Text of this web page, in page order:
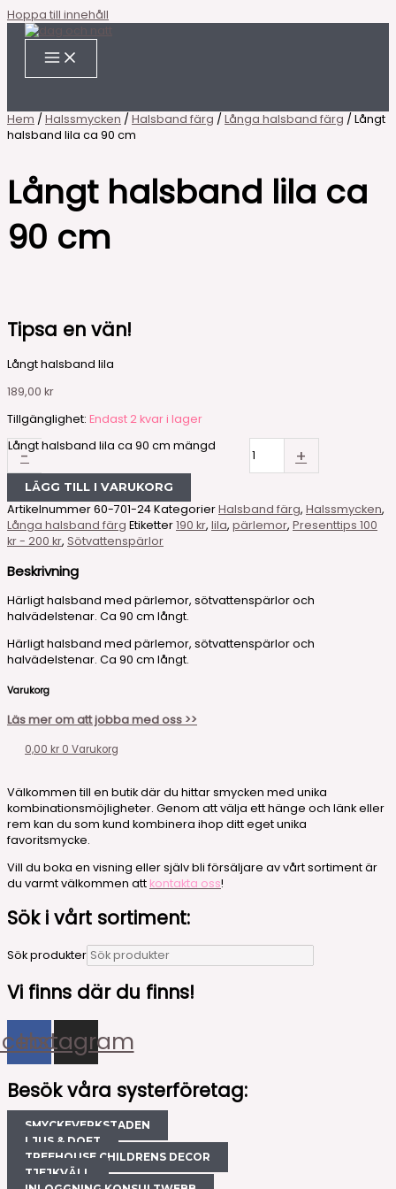
Hoppa till innehåll
Hem / Halssmycken / Halsband färg / Långa halsband färg / Långt
halsband lila ca 90 cm
Långt halsband lila ca
90 cm
Tipsa en vän!
Långt halsband lila
189,00 kr
Tillgänglighet: Endast 2 kvar i lager
-
Långt halsband lila ca 90 cm mängd +
LÄGG TILL I VARUKORG
Artikelnummer60-701-24KategorierHalsband färg, Halssmycken,
Långa halsband färg Etiketter190 kr, lila, pärlemor, Presenttips 100
kr - 200 kr, Sötvattenspärlor
Beskrivning
Härligt halsband med pärlemor, sötvattenspärlor och
halvädelstenar. Ca 90 cm långt.
Härligt halsband med pärlemor, sötvattenspärlor och
halvädelstenar. Ca 90 cm långt.
Varukorg
Läs mer om att jobba med oss >>
0,00 kr 0 Varukorg
Välkommen till en butik där du hittar smycken med unika
kombinationsmöjligheter. Genom att välja ett hänge och länk eller
rem kan du som kund kombinera ihop ditt eget unika
favoritsmycke.
Vill du boka en visning eller själv bli försäljare av vårt sortiment är
du varmt välkommen att kontakta oss!
Sök i vårt sortiment:
Sök produkter
Vi finns där du finns!
Instagram
Besök våra systerföretag:
SMYCKEVERKSTADEN
LJUS & DOFT
TREEHOUSE CHILDRENS DECOR
TJEJKVÄLL